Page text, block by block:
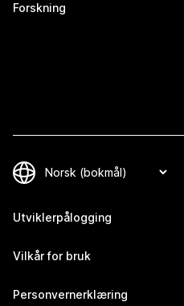
Forskning
Utviklerpålogging
Vilkår for bruk
Personvernerklæring